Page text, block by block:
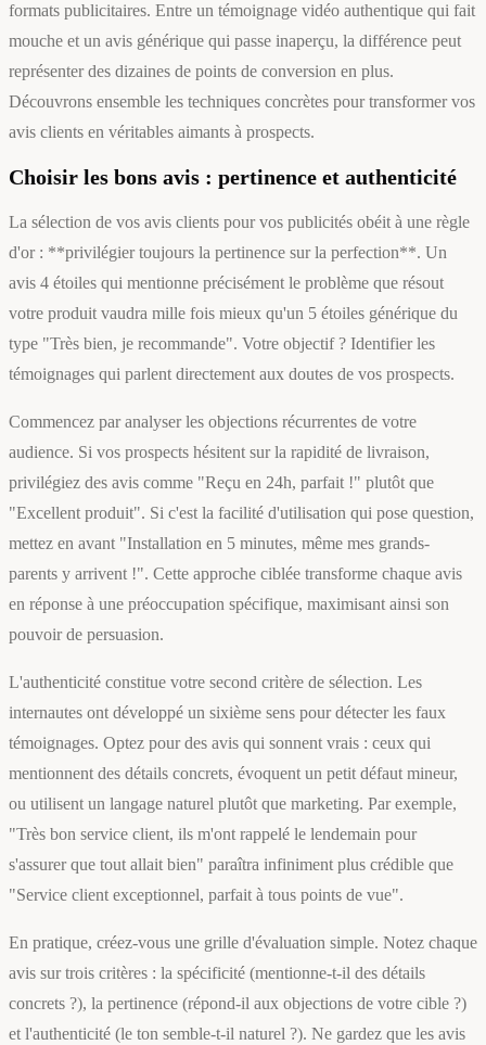
formats publicitaires. Entre un témoignage vidéo authentique qui fait
mouche et un avis générique qui passe inaperçu, la différence peut
représenter des dizaines de points de conversion en plus.
Découvrons ensemble les techniques concrètes pour transformer vos
avis clients en véritables aimants à prospects.
Choisir les bons avis : pertinence et authenticité
La sélection de vos avis clients pour vos publicités obéit à une règle
d'or : **privilégier toujours la pertinence sur la perfection**. Un
avis 4 étoiles qui mentionne précisément le problème que résout
votre produit vaudra mille fois mieux qu'un 5 étoiles générique du
type "Très bien, je recommande". Votre objectif ? Identifier les
témoignages qui parlent directement aux doutes de vos prospects.
Commencez par analyser les objections récurrentes de votre
audience. Si vos prospects hésitent sur la rapidité de livraison,
privilégiez des avis comme "Reçu en 24h, parfait !" plutôt que
"Excellent produit". Si c'est la facilité d'utilisation qui pose question,
mettez en avant "Installation en 5 minutes, même mes grands-
parents y arrivent !". Cette approche ciblée transforme chaque avis
en réponse à une préoccupation spécifique, maximisant ainsi son
pouvoir de persuasion.
L'authenticité constitue votre second critère de sélection. Les
internautes ont développé un sixième sens pour détecter les faux
témoignages. Optez pour des avis qui sonnent vrais : ceux qui
mentionnent des détails concrets, évoquent un petit défaut mineur,
ou utilisent un langage naturel plutôt que marketing. Par exemple,
"Très bon service client, ils m'ont rappelé le lendemain pour
s'assurer que tout allait bien" paraîtra infiniment plus crédible que
"Service client exceptionnel, parfait à tous points de vue".
En pratique, créez-vous une grille d'évaluation simple. Notez chaque
avis sur trois critères : la spécificité (mentionne-t-il des détails
concrets ?), la pertinence (répond-il aux objections de votre cible ?)
et l'authenticité (le ton semble-t-il naturel ?). Ne gardez que les avis